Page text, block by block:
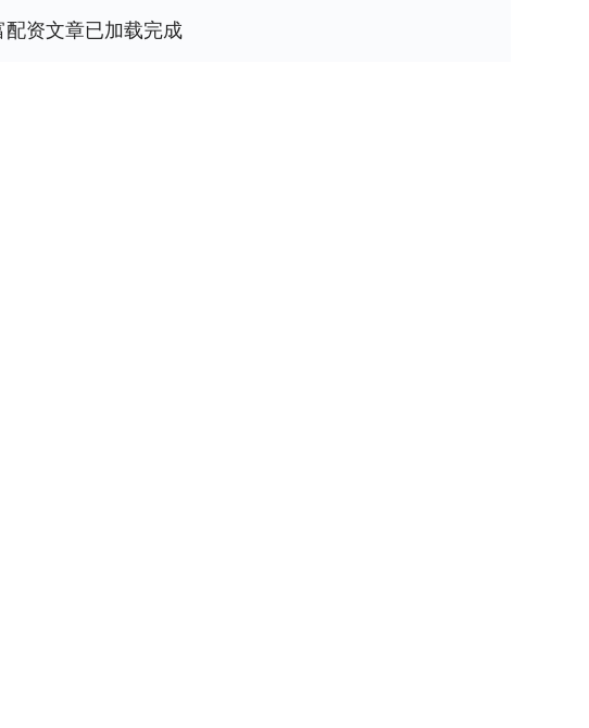
配资文章已加载完成